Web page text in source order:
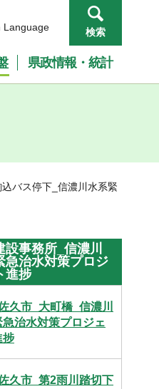
Language 検索
県政情報・統計
バス停下_信濃川水系緊
設事務所_信濃川
急治水対策プロジ
進捗
久市_大町橋_信濃川
急治水対策プロジェ
捗
久市_第2雨川踏切下